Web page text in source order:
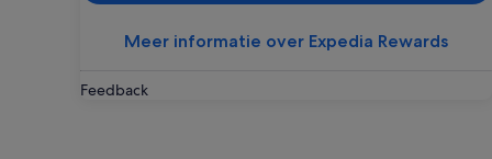
Meer informatie over Expedia Rewards
Feedback